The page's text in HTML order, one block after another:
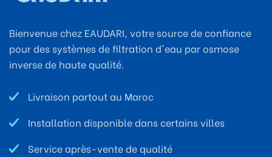
Bienvenue chez EAUDARI, votre source de confiance
pour des systèmes de filtration d'eau par osmose
inverse de haute qualité.
Livraison partout au Maroc
Installation disponible dans certains villes
Service après-vente de qualité